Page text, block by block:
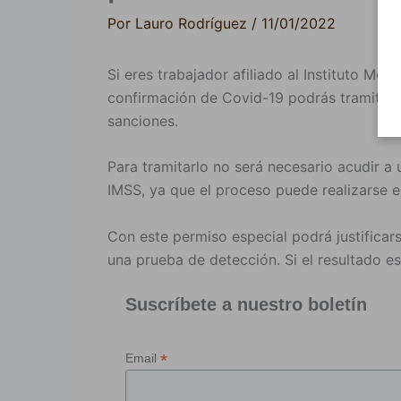
Por Lauro Rodríguez / 11/01/2022
Si eres trabajador afiliado al Instituto
confirmación de Covid-19 podrás tramitar
sanciones.
Para tramitarlo no será necesario acudir
IMSS, ya que el proceso puede realizarse
Con este permiso especial podrá
una prueba de detección. Si el resultado
Suscríbete a nuestro boletín
Email *